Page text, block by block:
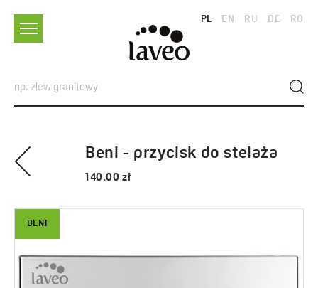
PL EN RU DE RO
Beni - przycisk do stelaża
140.00 zł
BENI